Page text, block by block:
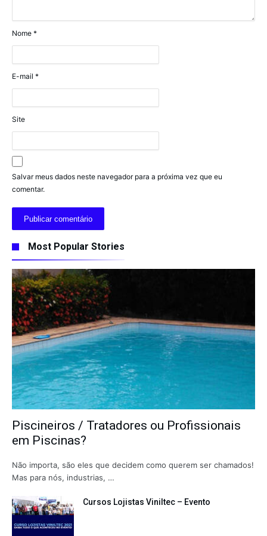
Nome *
E-mail *
Site
Salvar meus dados neste navegador para a próxima vez que eu
comentar.
Most Popular Stories
Piscineiros / Tratadores ou Profissionais
em Piscinas?
Não importa, são eles que decidem como querem ser chamados!
Mas para nós, industrias, …
Cursos Lojistas Viniltec – Evento